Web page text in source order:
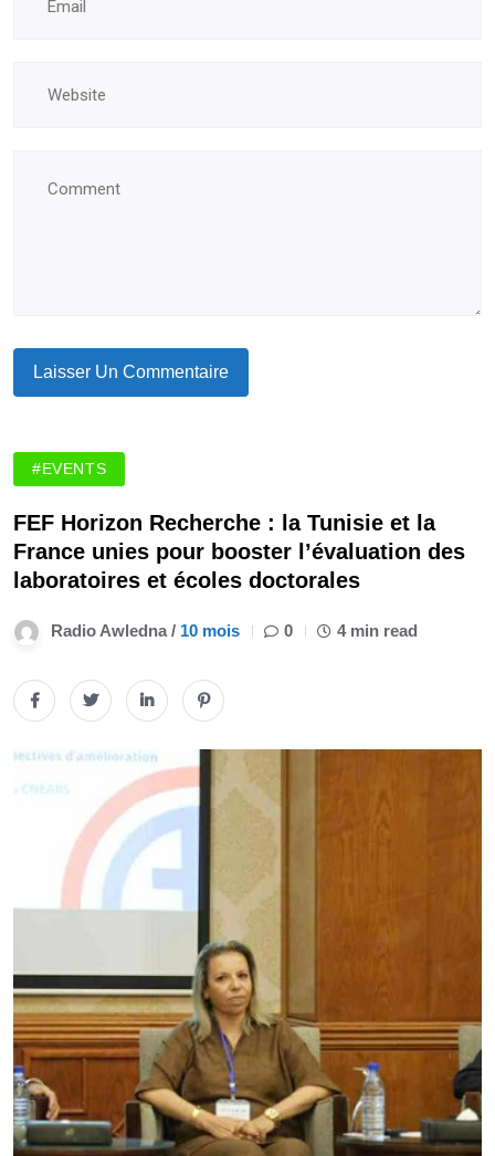
#EVENTS
FEF Horizon Recherche : la Tunisie et la
France unies pour booster l’évaluation des
laboratoires et écoles doctorales
Radio Awledna / 10 mois 0 4 min read